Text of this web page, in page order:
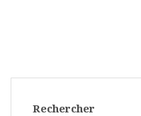
Rechercher